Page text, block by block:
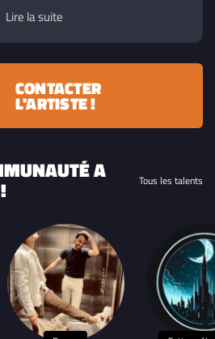
piano mais subtile et délicate. Le
par sa virtuosité mais toujours
d'un détachement souriant.
Lire la suite
CONTACTER
L'ARTISTE !
A Tous les talents